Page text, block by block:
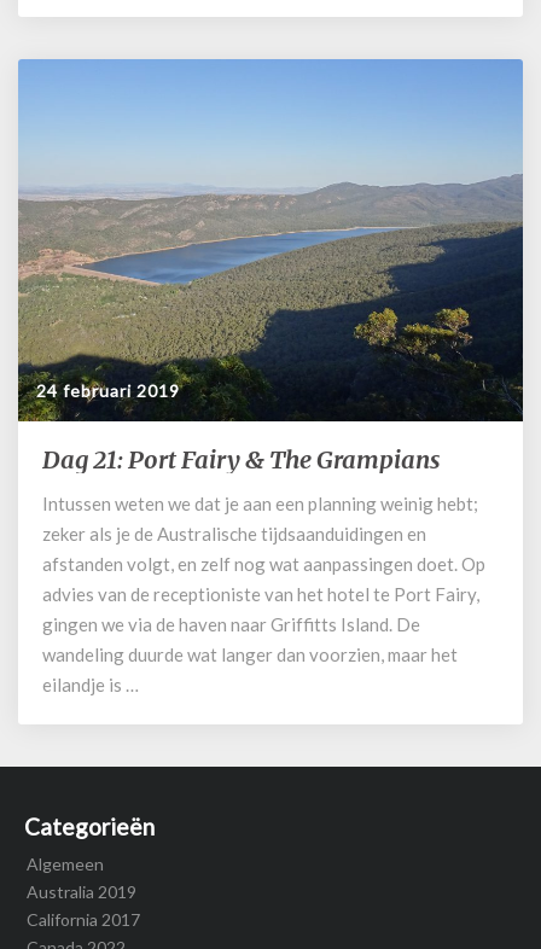
24 februari 2019
Dag
Port
Fairy
&
The
Grampians
Dag 21: Port Fairy & The Grampians
Intussen weten we dat je aan een planning weinig hebt;
zeker als je de Australische tijdsaanduidingen en
afstanden volgt, en zelf nog wat aanpassingen doet. Op
advies van de receptioniste van het hotel te Port Fairy,
gingen we via de haven naar Griffitts Island. De
wandeling duurde wat langer dan voorzien, maar het
eilandje is …
Categorieën
Algemeen
Australia 2019
California 2017